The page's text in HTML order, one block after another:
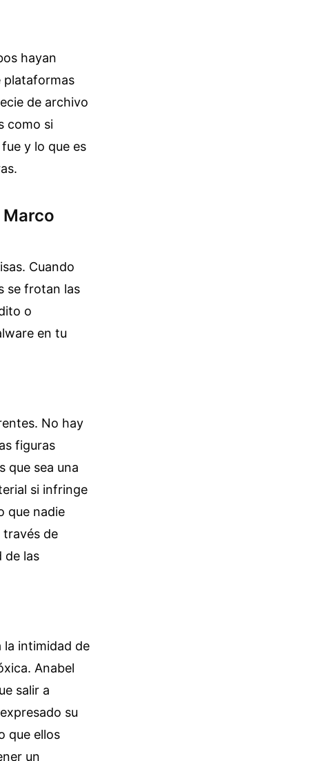
hayan
plataformas
de archivo
como si
y lo que es
Cuando
se frotan las
o
en tu
No hay
figuras
que sea una
si infringe
que nadie
través de
de las
la intimidad de
Anabel
salir a
su
que ellos
un